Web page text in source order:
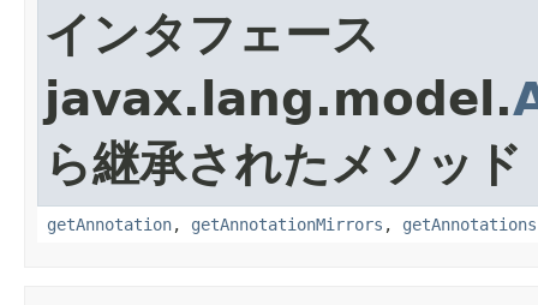
インタフェース
javax.lang.model.
ら継承されたメソッド
getAnnotation, getAnnotationMirrors ,